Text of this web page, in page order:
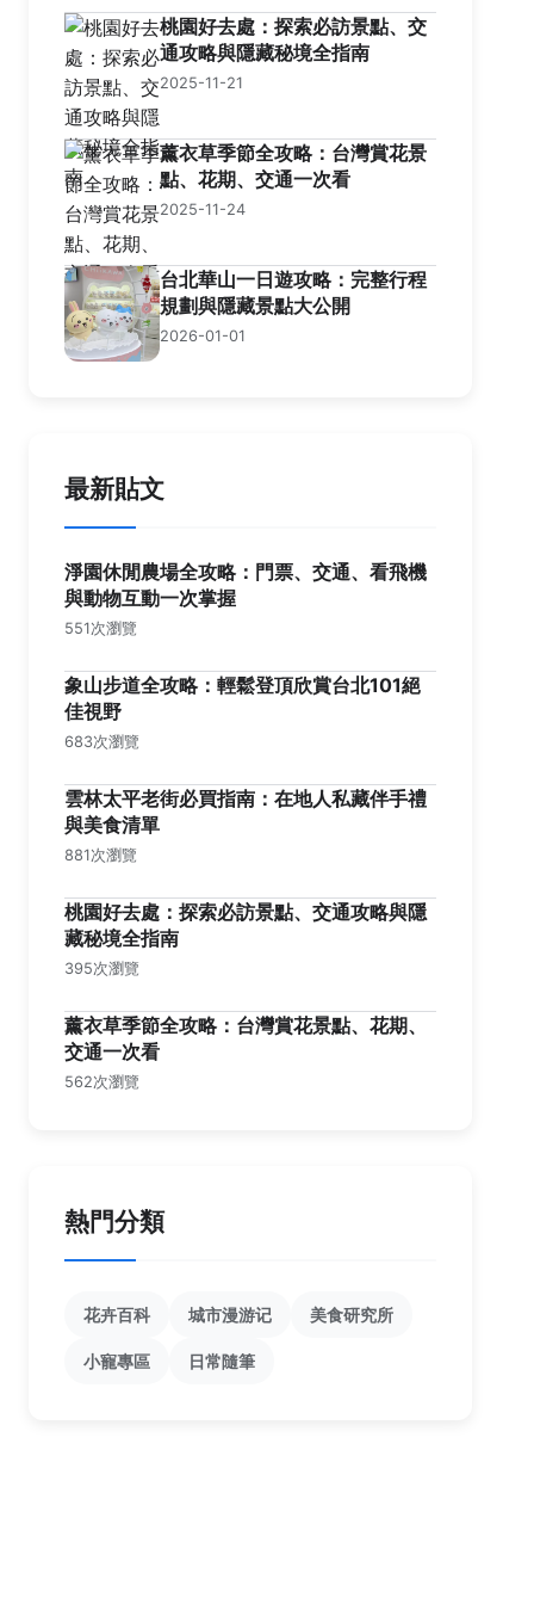
桃園好去處：探索必訪景點、交
通攻略與隱藏秘境全指南
2025-11-21
薰衣草季節全攻略：台灣賞花景
點、花期、交通一次看
2025-11-24
台北華山一日遊攻略：完整行程
規劃與隱藏景點大公開
2026-01-01
最新貼文
淨園休閒農場全攻略：門票、交通、看飛機
與動物互動一次掌握
551次瀏覽
象山步道全攻略：輕鬆登頂欣賞台北101絕
佳視野
683次瀏覽
雲林太平老街必買指南：在地人私藏伴手禮
與美食清單
881次瀏覽
桃園好去處：探索必訪景點、交通攻略與隱
藏秘境全指南
395次瀏覽
薰衣草季節全攻略：台灣賞花景點、花期、
交通一次看
562次瀏覽
熱門分類
花卉百科 城市漫游记 美食研究所
小寵專區 日常隨筆